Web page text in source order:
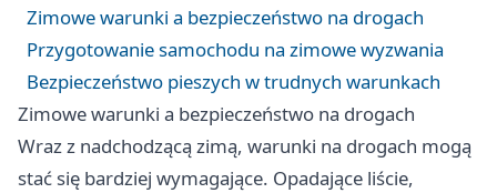
Zimowe warunki a bezpieczeństwo na drogach
Przygotowanie samochodu na zimowe wyzwania
Bezpieczeństwo pieszych w trudnych warunkach
Zimowe warunki a bezpieczeństwo na drogach
Wraz z nadchodzącą zimą, warunki na drogach mogą
stać się bardziej wymagające. Opadające liście,